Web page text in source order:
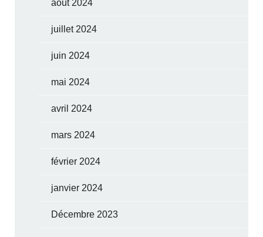
août 2024
juillet 2024
juin 2024
mai 2024
avril 2024
mars 2024
février 2024
janvier 2024
Décembre 2023